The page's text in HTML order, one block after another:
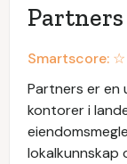
Partners
Smartscore: ☆
Partners er en
kontorer i
lokalkunnskap